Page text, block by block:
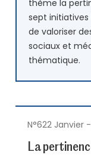
thème la
sept
de valoriser
sociaux et
thématique.
N°622 Janvier
La